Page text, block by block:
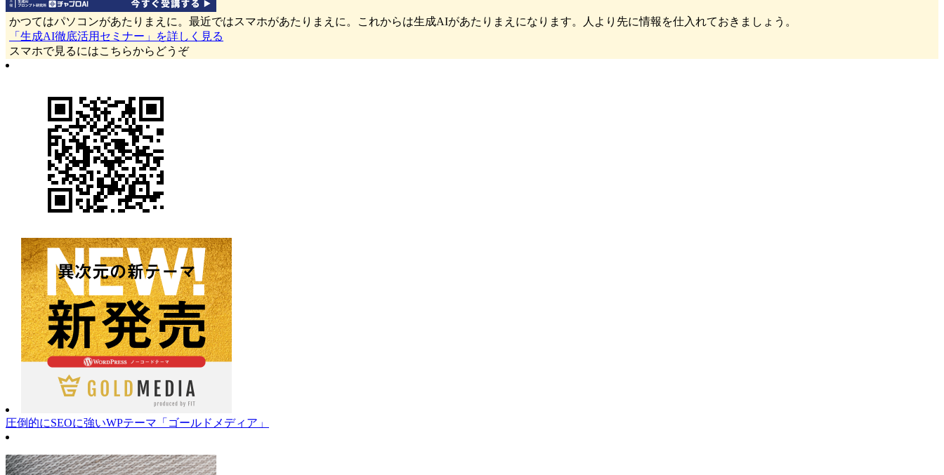
かつてはパソコンがあたりまえに。最近ではスマホがあたりまえに。これからは生成AIがあたりまえになります。人より先に情報を仕入れておきましょう。
「生成AI徹底活用セミナー」を詳しく見る
スマホで見るにはこちらからどうぞ
圧倒的にSEOに強いWPテーマ「ゴールドメディア」